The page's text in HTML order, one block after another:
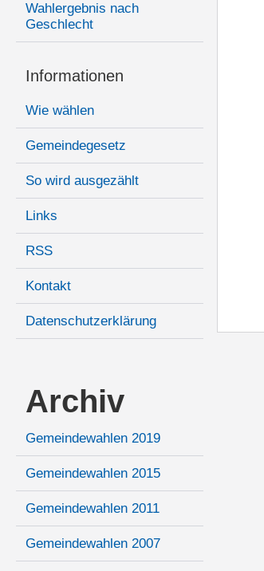
Wahlergebnis nach
Geschlecht
Informationen
Wie wählen
Gemeindegesetz
So wird ausgezählt
Links
RSS
Kontakt
Datenschutzerklärung
Archiv
Gemeindewahlen 2019
Gemeindewahlen 2015
Gemeindewahlen 2011
Gemeindewahlen 2007